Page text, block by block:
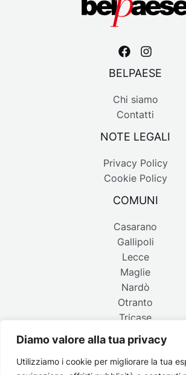
Diamo valore alla tua privacy
Utilizziamo i cookie per migliorare la tua
BELPAESE
Chi siamo
Contatti
NOTE LEGALI
Privacy Policy
Cookie Policy
COMUNI
Casarano
Gallipoli
Lecce
Maglie
Nardò
Otranto
Tricase